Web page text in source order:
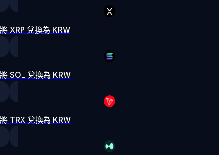
將 XRP 兌換為 KRW
將 SOL 兌換為 KRW
將 TRX 兌換為 KRW